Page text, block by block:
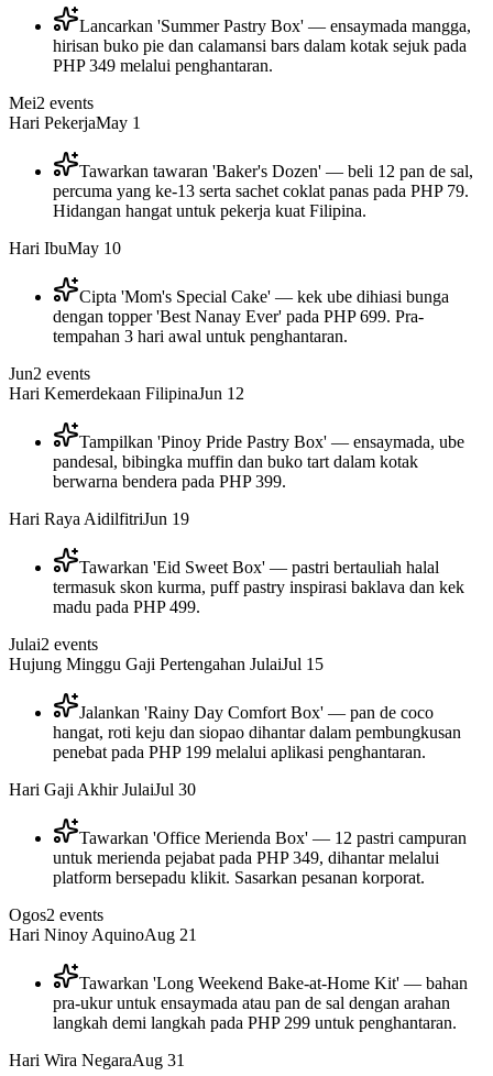
Lancarkan 'Summer Pastry Box' — ensaymada mangga,
hirisan buko pie dan calamansi bars dalam kotak sejuk pada
PHP 349 melalui penghantaran.
Mei2 events
Hari PekerjaMay 1
Tawarkan tawaran 'Baker's Dozen' — beli 12 pan de sal,
percuma yang ke-13 serta sachet coklat panas pada PHP 79.
Hidangan hangat untuk pekerja kuat Filipina.
Hari IbuMay 10
Cipta 'Mom's Special Cake' — kek ube dihiasi bunga
dengan topper 'Best Nanay Ever' pada PHP 699. Pra-
tempahan 3 hari awal untuk penghantaran.
Jun2 events
Hari Kemerdekaan FilipinaJun 12
Tampilkan 'Pinoy Pride Pastry Box' — ensaymada, ube
pandesal, bibingka muffin dan buko tart dalam kotak
berwarna bendera pada PHP 399.
Hari Raya AidilfitriJun 19
Tawarkan 'Eid Sweet Box' — pastri bertauliah halal
termasuk skon kurma, puff pastry inspirasi baklava dan kek
madu pada PHP 499.
Julai2 events
Hujung Minggu Gaji Pertengahan JulaiJul 15
Jalankan 'Rainy Day Comfort Box' — pan de coco
hangat, roti keju dan siopao dihantar dalam pembungkusan
penebat pada PHP 199 melalui aplikasi penghantaran.
Hari Gaji Akhir JulaiJul 30
Tawarkan 'Office Merienda Box' — 12 pastri campuran
untuk merienda pejabat pada PHP 349, dihantar melalui
platform bersepadu klikit. Sasarkan pesanan korporat.
Ogos2 events
Hari Ninoy AquinoAug 21
Tawarkan 'Long Weekend Bake-at-Home Kit' — bahan
pra-ukur untuk ensaymada atau pan de sal dengan arahan
langkah demi langkah pada PHP 299 untuk penghantaran.
Hari Wira NegaraAug 31